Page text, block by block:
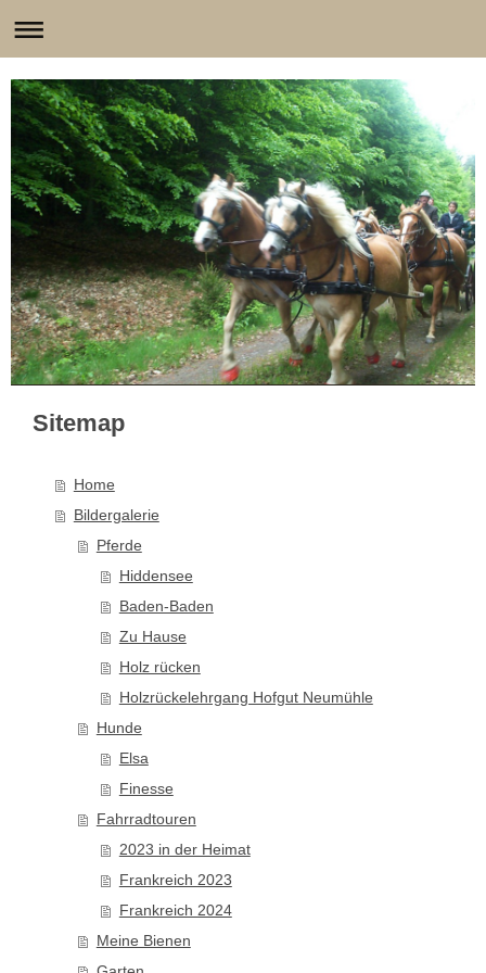
Sitemap
Home
Bildergalerie
Pferde
Hiddensee
Baden-Baden
Zu Hause
Holz rücken
Holzrückelehrgang Hofgut Neumühle
Hunde
Elsa
Finesse
Fahrradtouren
2023 in der Heimat
Frankreich 2023
Frankreich 2024
Meine Bienen